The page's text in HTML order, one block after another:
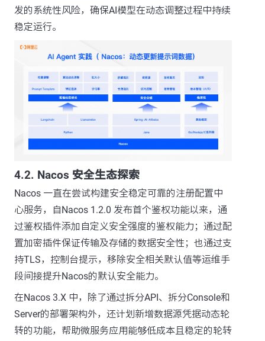
发的系统性风险，确保AI模型在动态调整过程中持续
稳定运行。
4.2. Nacos 安全生态探索
Nacos 一直在尝试构建安全稳定可靠的注册配置中
心服务，自Nacos 1.2.0 发布首个鉴权功能以来，通
过鉴权插件添加自定义安全强度的鉴权能力；通过配
置加密插件保证传输及存储的数据安全性；也通过支
持TLS，控制台提示，移除安全相关默认值等运维手
段间接提升Nacos的默认安全能力。
在Nacos 3.X 中，除了通过拆分API、拆分Console和
Server的部署架构外，还计划新增数据源凭据动态轮
转的功能，帮助微服务应用能够低成本且稳定的轮转